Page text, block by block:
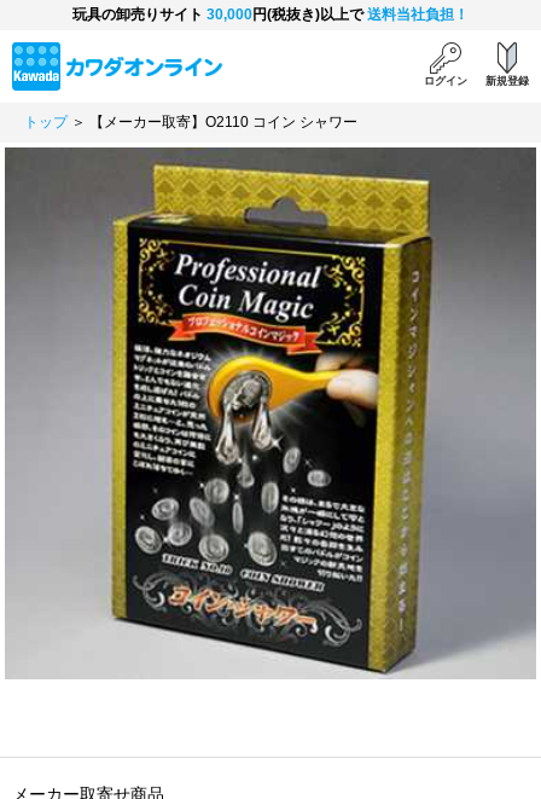
玩具の卸売りサイト 30,000円(税抜き)以上で送料当社負担！
ログイン 新規登録
トップ＞ 【メーカー取寄】O2110 コイン シャワー
メーカー取寄せ商品